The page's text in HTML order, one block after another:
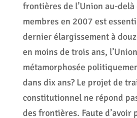
frontières de l’Union au-delà
membres en 2007 est
dernier élargissement à
en moins de trois ans, l’Union
métamorphosée
dans dix ans? Le projet de
constitutionnel ne répond
des frontières. Faute d’avoir